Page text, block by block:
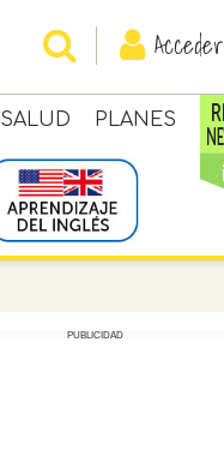
Acceder
SALUD PLANES
PUBLICIDAD